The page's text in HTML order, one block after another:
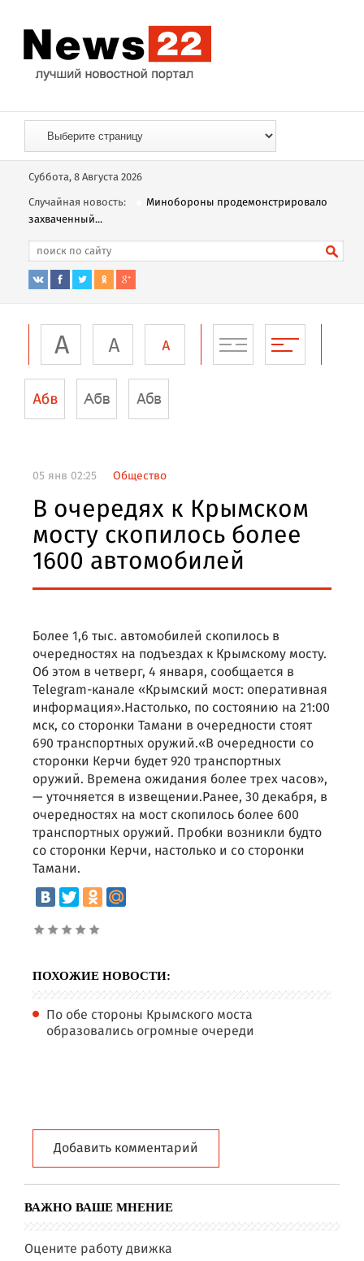
Суббота, 8 Августа 2026
Случайная новость:
Минобороны продемонстрировало
захваченный...
05 янв 02:25 Общество
В очередях к Крымском
мосту скопилось более
1600 автомобилей
Более 1,6 тыс. автомобилей скопилось в
очередностях на подъездах к Крымскому мосту.
Об этом в четверг, 4 января, сообщается в
Telegram-канале «Крымский мост: оперативная
информация».Настолько, по состоянию на 21:00
мск, со сторонки Тамани в очередности стоят
690 транспортных оружий.«В очередности со
сторонки Керчи будет 920 транспортных
оружий. Времена ожидания более трех часов»,
— уточняется в извещении.Ранее, 30 декабря, в
очередностях на мост скопилось более 600
транспортных оружий. Пробки возникли будто
со сторонки Керчи, настолько и со сторонки
Тамани.
ПОХОЖИЕ НОВОСТИ:
По обе стороны Крымского моста
образовались огромные очереди
Добавить комментарий
ВАЖНО ВАШЕ МНЕНИЕ
Оцените работу движка